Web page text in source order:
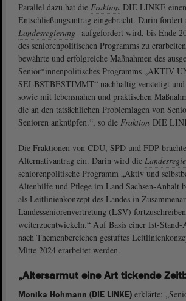
Parallel dazu hat die Fraktion DIE LINKE einen
Entschließungsantrag eingebracht. Darin fordert
Landesregierung aufgefordert wird, bis Ende
des seniorenpolitischen Programms zu
bewährte und erfolgreiche Maßnahmen des
Senior*innenpolitisches Programms „AKTIV
SELBSTBESTIMMT“ nachhaltig verstetigt
sowie mit lebensnahen und praktischen
die an den tatsächlichen Problemlagen von
Senioren anknüpfen.“, so die Fraktion DIE
Die Fraktionen von CDU, SPD und FDP
Alternativantrag ein. Darin wird die
seniorenpolitische Programm „Aktiv und
Altenhilfe und Pflege im Land Sachsen-Anhalt
als Leitlinienkonzept des Landes in
Landesseniorenvertretung (LSV)
weiterzuentwickeln.“ Auf Basis einer Ist-Stand-
nach Themenbereichen gestuftes
Mitte 2024 erarbeitet werden.
„Altersarmut eine Art tickende
Monika Hohmann (DIE LINKE) erklärte: